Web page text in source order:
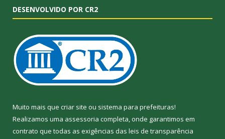
DESENVOLVIDO POR CR2
Muito mais que criar site ou sistema para prefeituras!
Realizamos uma assessoria completa, onde garantimos em
contrato que todas as exigências das leis de transparência